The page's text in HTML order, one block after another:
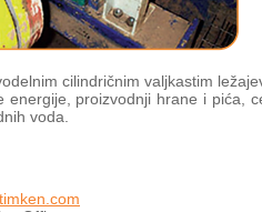
cilindričnim valjkastim
energije, proizvodnji hrane i pića,
voda.